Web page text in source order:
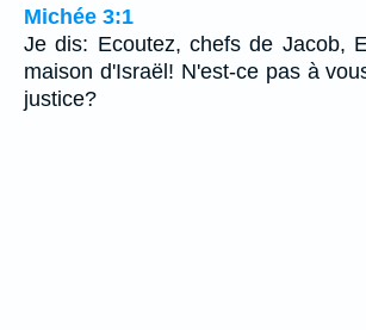
Michée 3:1
Je dis: Ecoutez, chefs de Jacob,
maison d'Israël! N'est-ce pas à
justice?